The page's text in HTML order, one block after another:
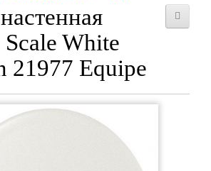
White
21977 Equipe